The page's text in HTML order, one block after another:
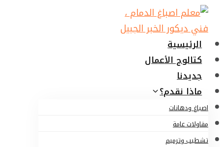
التجاوز
إلى
المحتوىالرئيسية
كتالوج الأعمال
جديدنا
ماذا نقدم؟
اصباغ ودهانات
مقاولات عامة
تشطيب وترميم